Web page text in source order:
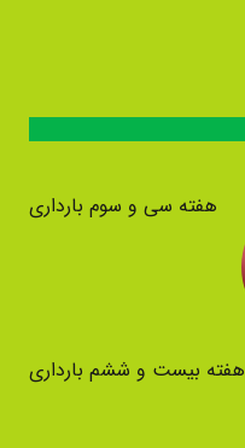
هفته سی و سوم بارداری
هفته بیست و ششم بارداری